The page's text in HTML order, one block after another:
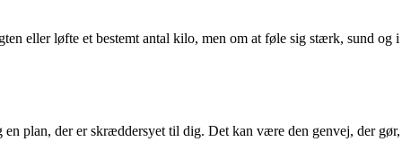
eller løfte et bestemt antal kilo, men om at føle sig stærk, sund og i
plan, der er skræddersyet til dig. Det kan være den genvej, der gør,